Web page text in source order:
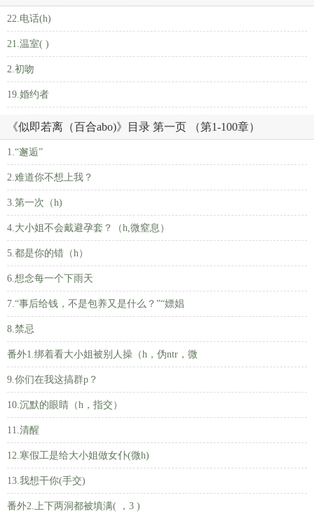
22.电话(h)
21.温室( )
2.初吻
19.婚约者
《似即若离（百合abo)》目录 第一页 （第1-100章）
1.“邂逅”
2.难道你不想上我？
3.第一次（h)
4.大小姐不会戴避孕套？（h,微窒息）
5.都是你的错（h）
6.想念每一个下雨天
7.“事后给钱，不是包养又是什么？”“嫖娼
8.禁忌
番外1.绑着看大小姐被别人操（h，伪ntr，微
9.你们在我这搞群p？
10.沉默的眼睛（h，指交）
11.清醒
12.寒假工是给大小姐做女仆(微h)
13.我想干你(手交)
番外2.上下两洞都被填满( ，3 )